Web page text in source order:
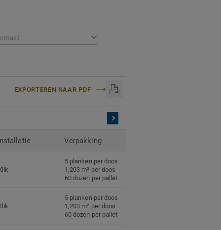
in hoge definitie
iD
EXPORTEREN NAAR PDF
Verpakking
5 planken per doos
1,203 m² per doos
60 dozen per pallet
5 planken per doos
1,203 m² per doos
60 dozen per pallet